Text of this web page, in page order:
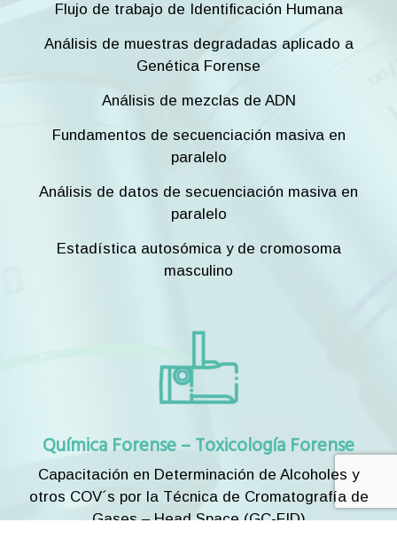
Flujo de trabajo de Identificación Humana
Análisis de muestras degradadas aplicado a
Genética Forense
Análisis de mezclas de ADN
Fundamentos de secuenciación masiva en
paralelo
Análisis de datos de secuenciación masiva en
paralelo
Estadística autosómica y de cromosoma
masculino
Química Forense – Toxicología Forense
Capacitación en Determinación de Alcoholes y
otros COV´s por la Técnica de Cromatografía de
Gases – Head Space (GC-FID)